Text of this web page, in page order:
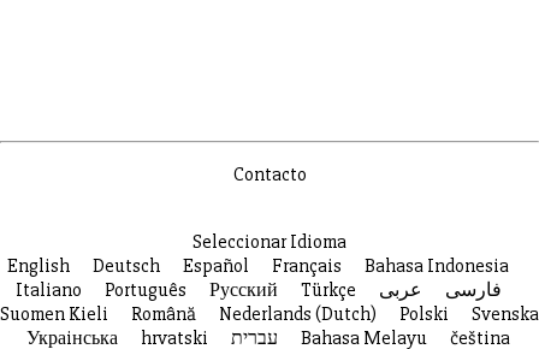
Contacto
Seleccionar Idioma
English
Deutsch Español Français
Bahasa Indonesia
Italiano
Português Русский Türkçe فارسی
عربى
Suomen Kieli
Română Nederlands (Dutch) Polski
Svenska
Украiнська
hrvatski עברית Bahasa Melayu čeština